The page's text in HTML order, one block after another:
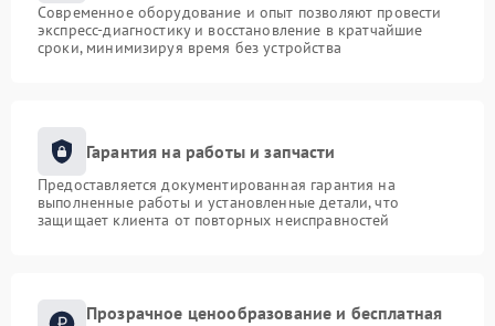
Современное оборудование и опыт позволяют провести
экспресс-диагностику и восстановление в кратчайшие
сроки, минимизируя время без устройства
Гарантия на работы и запчасти
Предоставляется документированная гарантия на
выполненные работы и установленные детали, что
защищает клиента от повторных неисправностей
Прозрачное ценообразование и бесплатная